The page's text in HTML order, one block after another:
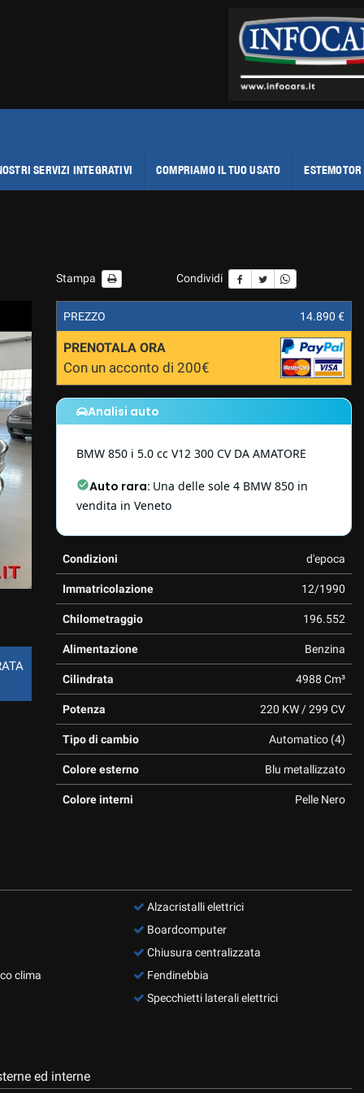
SERVIZI INTEGRATIVI COMPRIAMO IL TUO USATO
Stampa Condividi
PREZZO 14.890 €
PRENOTALA ORA
Con un acconto di 200€
Analisi auto
BMW 850 i 5.0 cc V12 300 CV DA AMATORE
Auto rara: Una delle sole 4 BMW 850 in
vendita in Veneto
Condizioni d'epoca
Immatricolazione 12/1990
Chilometraggio 196.552
Alimentazione Benzina
Cilindrata 4988 Cm³
Potenza 220 KW / 299 CV
Tipo di cambio Automatico (4)
Colore esterno Blu metallizzato
Colore interni Pelle Nero
clima
Alzacristalli elettrici
Boardcomputer
Chiusura centralizzata
Fendinebbia
Specchietti laterali elettrici
ed interne